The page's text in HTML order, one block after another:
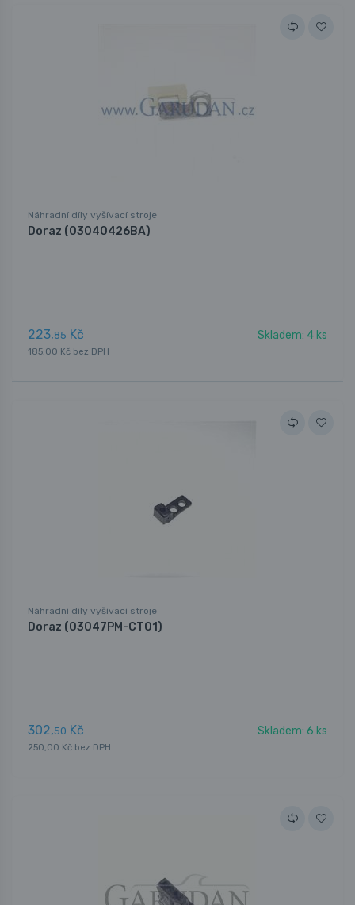
Náhradní díly vyšívací stroje
Doraz (03040426BA)
223,85 Kč Skladem: 4 ks
185,00 Kč bez DPH
Náhradní díly vyšívací stroje
Doraz (03047PM-CT01)
302,50 Kč Skladem: 6 ks
250,00 Kč bez DPH